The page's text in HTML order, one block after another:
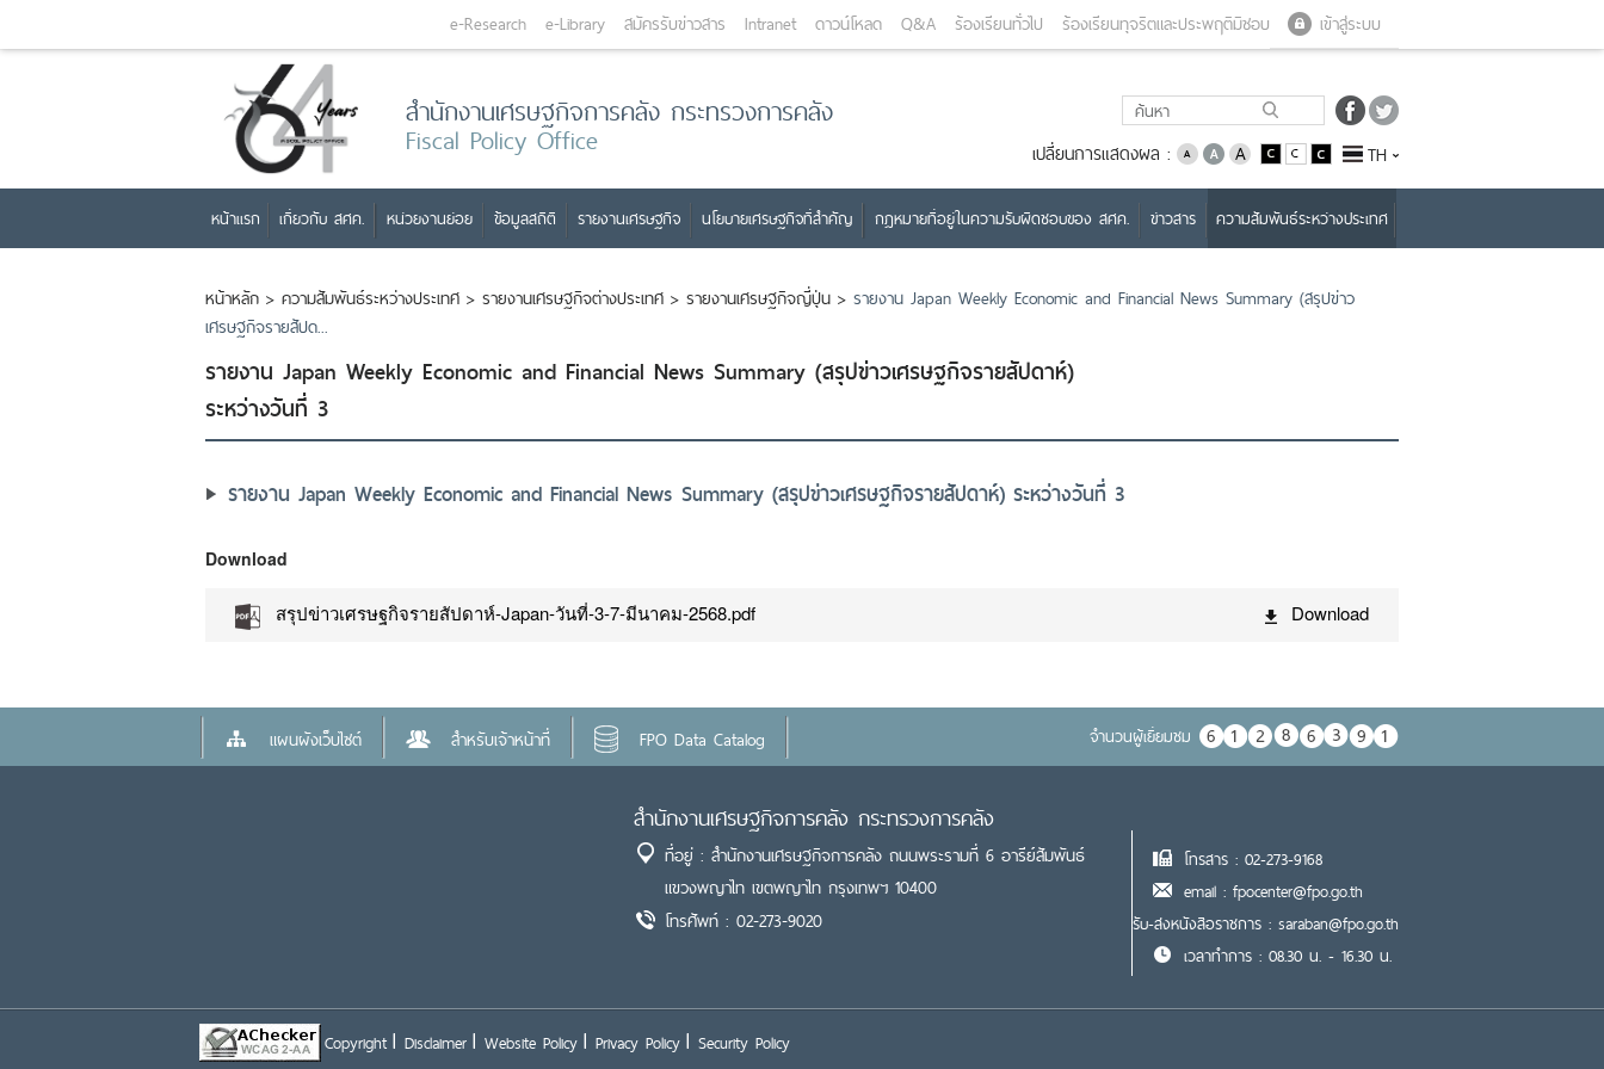
เข้าสู่ระบบ
e-Research e-Library สมัครรับข่าวสาร Intranet ดาวน์โหลด Q&A ร้องเรียนทั่วไป ร้องเรียนทุจริตและประพฤติมิชอบ
สำนักงานเศรษฐกิจการคลัง กระทรวงการคลัง
Fiscal Policy Office เปลี่ยนการแสดงผล : TH
หน้าแรก เกี่ยวกับ สศค. หน่วยงานย่อย ข้อมูลสถิติ รายงานเศรษฐกิจ นโยบายเศรษฐกิจที่สำคัญ กฎหมายที่อยู่ในความรับผิดชอบของ สศค. ข่าวสาร ความสัมพันธ์ระหว่างประเทศ
หน้าหลัก > ความสัมพันธ์ระหว่างประเทศ > รายงานเศรษฐกิจต่างประเทศ > รายงานเศรษฐกิจญี่ปุ่น > รายงาน Japan Weekly Economic and Financial News Summary (สรุปข่าว
เศรษฐกิจรายสัปด...
รายงาน Japan Weekly Economic and Financial News Summary (สรุปข่าวเศรษฐกิจรายสัปดาห์)
ระหว่างวันที่ 3
รายงาน Japan Weekly Economic and Financial News Summary (สรุปข่าวเศรษฐกิจรายสัปดาห์) ระหว่างวันที่ 3
Download
สรุปข่าวเศรษฐกิจรายสัปดาห์-Japan-วันที่-3-7-มีนาคม-2568.pdf Download
แผนผังเว็บไซต์ สำหรับเจ้าหน้าที่ FPO Data Catalog จำนวนผู้เยื่ยมชม
สำนักงานเศรษฐกิจการคลัง กระทรวงการคลัง
ที่อยู่ : สำนักงานเศรษฐกิจการคลัง ถนนพระรามที่ 6 อารีย์สัมพันธ์
แขวงพญาไท เขตพญาไท กรุงเทพฯ 10400
โทรศัพท์ : 02-273-9020
โทรสาร : 02-273-9168
email : fpocenter@fpo.go.th
รับ-ส่งหนังสือราชการ : saraban@fpo.go.th
เวลาทำการ : 08.30 น. - 16.30 น.
Copyright Disclaimer Website Policy Privacy Policy Security Policy